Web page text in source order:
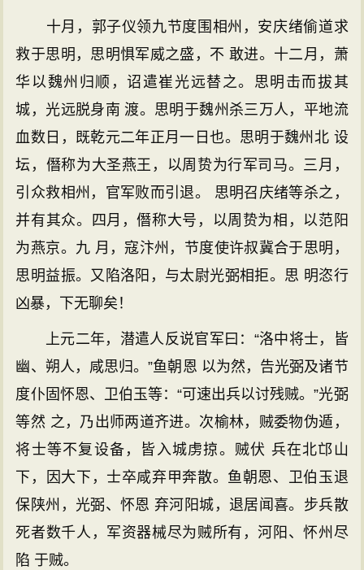
十月，郭子仪领九节度围相州，安庆绪偷道求
救于思明，思明惧军威之盛，不 敢进。十二月，萧
华以魏州归顺，诏遣崔光远替之。思明击而拔其
城，光远脱身南 渡。思明于魏州杀三万人，平地流
血数日，既乾元二年正月一日也。思明于魏州北 设
坛，僭称为大圣燕王，以周贽为行军司马。三月，
引众救相州，官军败而引退。 思明召庆绪等杀之，
并有其众。四月，僭称大号，以周贽为相，以范阳
为燕京。九 月，寇汴州，节度使许叔冀合于思明，
思明益振。又陷洛阳，与太尉光弼相拒。思 明恣行
凶暴，下无聊矣！
上元二年，潜遣人反说官军曰：“洛中将士，皆
幽、朔人，咸思归。”鱼朝恩 以为然，告光弼及诸节
度仆固怀恩、卫伯玉等：“可速出兵以讨残贼。”光弼
等然 之，乃出师两道齐进。次榆林，贼委物伪遁，
将士等不复设备，皆入城虏掠。贼伏 兵在北邙山
下，因大下，士卒咸弃甲奔散。鱼朝恩、卫伯玉退
保陕州，光弼、怀恩 弃河阳城，退居闻喜。步兵散
死者数千人，军资器械尽为贼所有，河阳、怀州尽
陷 于贼。